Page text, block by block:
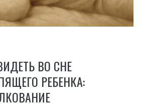
ВО СНЕ
РЕБЕНКА: